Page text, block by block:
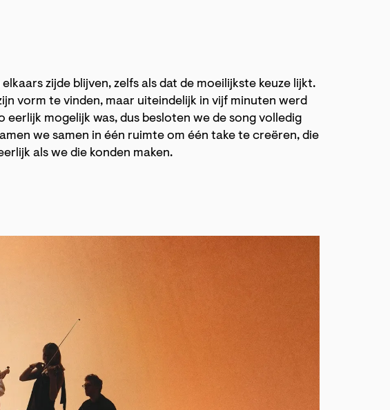
zijde blijven, zelfs als dat de moeilijkste keuze lijkt.
vorm te vinden, maar uiteindelijk in vijf minuten werd
eerlijk mogelijk was, dus besloten we de song volledig
we samen in één ruimte om één take te creëren, die
als we die konden maken.